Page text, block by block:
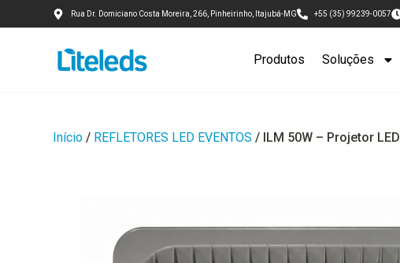
Rua Dr. Domiciano Costa Moreira, 266, Pinheirinho, Itajubá-MG +55 (35) 99239-0057
Produtos Soluções
Início / REFLETORES LED EVENTOS / ILM 50W – Projetor LED